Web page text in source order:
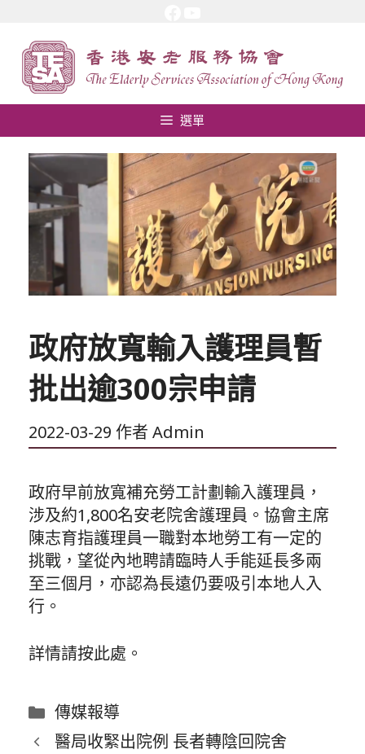
選單
政府放寬輸入護理員暫
批出逾300宗申請
2022-03-29 作者 Admin
政府早前放寬補充勞工計劃輸入護理員，
涉及約1,800名安老院舍護理員。協會主席
陳志育指護理員一職對本地勞工有一定的
挑戰，望從內地聘請臨時人手能延長多兩
至三個月，亦認為長遠仍要吸引本地人入
行。
詳情請按此處 。
分
類
傳媒報導
醫局收緊出院例 長者轉陰回院舍